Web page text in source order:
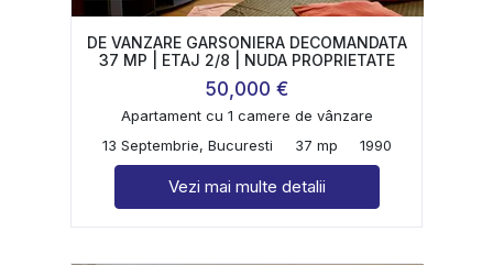
DE VANZARE GARSONIERA DECOMANDATA
37 MP | ETAJ 2/8 | NUDA PROPRIETATE
50,000 €
Apartament cu 1 camere de vânzare
13 Septembrie, Bucuresti
37 mp 1990
Vezi mai multe detalii